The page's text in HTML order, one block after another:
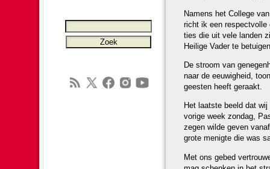
Namens het College
richt ik een respect­volle
ties die uit vele lan­den
Heilige Vader te
De stroom van
naar de eeuwig­heid,
geesten heeft geraakt.
Het laatste beeld dat
vorige week zon­dag,
zegen wilde geven
grote menigte die was
Met ons gebed